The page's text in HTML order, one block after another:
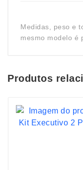
Medidas, peso e
mesmo modelo é
Produtos